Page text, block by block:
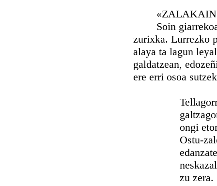
«ZALAKAIN
Soin giarrekoa
zurixka. Lurrezko
alaya ta lagun
galdatzean,
ere erri osoa
ongi etorri
Ostu-
edanzate
zu zera.